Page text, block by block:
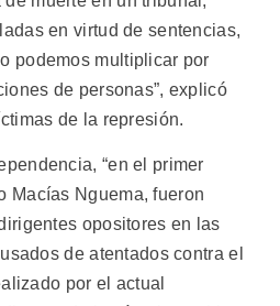
en virtud de sentencias,
podemos multiplicar por
de personas”, explicó
de la represión.
“en el primer
Macías Nguema, fueron
opositores en las
de atentados contra el
por el actual